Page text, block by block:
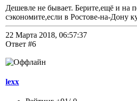
Дешевле не бывает. Берите,ещё и на
сэкономите,если в Ростове-на-Дону
22 Марта 2018, 06:57:37
Ответ #6
lexx